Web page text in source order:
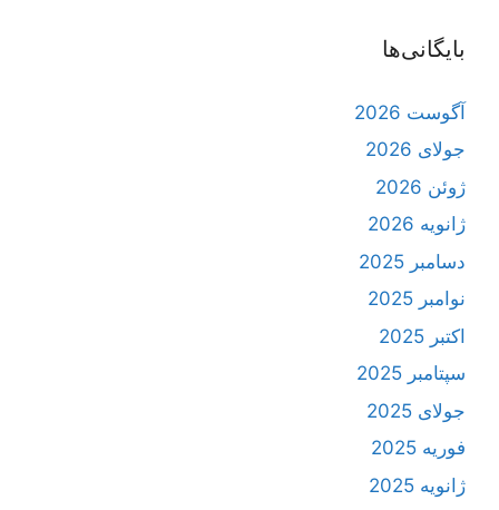
بایگانی‌ها
آگوست 2026
جولای 2026
ژوئن 2026
ژانویه 2026
دسامبر 2025
نوامبر 2025
اکتبر 2025
سپتامبر 2025
جولای 2025
فوریه 2025
ژانویه 2025